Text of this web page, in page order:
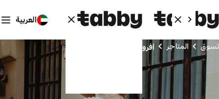
العربية
تسوق المتاجر افرودا